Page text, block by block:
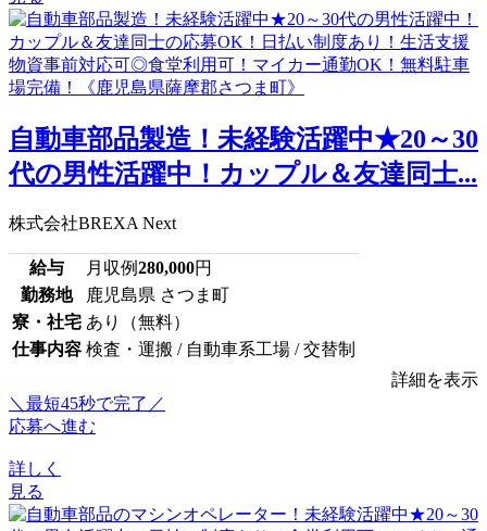
自動車部品製造！未経験活躍中★20～30
代の男性活躍中！カップル＆友達同士...
株式会社BREXA Next
給与 月収例280,000円
勤務地
鹿児島県 さつま町
寮・社宅 あり（無料）
仕事内容 検査・運搬 / 自動車系工場 / 交替制
詳細を表示
＼最短45秒で完了／
応募へ進む
詳しく
見る